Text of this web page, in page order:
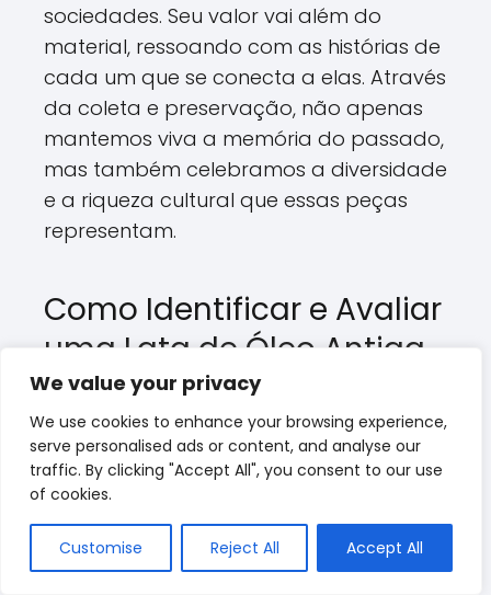
We value your privacy
We use cookies to enhance your browsing experience,
serve personalised ads or content, and analyse our
traffic. By clicking "Accept All", you consent to our use
of cookies.
Customise Reject All Accept All
sociedades. Seu valor vai além do
material, ressoando com as histórias de
cada um que se conecta a elas. Através
da coleta e preservação, não apenas
mantemos viva a memória do passado,
mas também celebramos a diversidade
e a riqueza cultural que essas peças
representam.
Como Identificar e Avaliar
uma Lata de Óleo Antiga
No universo das antiguidades
de óleo antigase destaca não apenas
pela sua estética, mas também pela
sua rica história e significado cultural.
Identificar e avaliar uma dessas peças
pode ser uma experiência fascinante,